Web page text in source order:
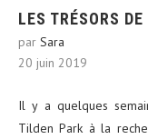
LES TRÉSORS
par Sara
20 juin 2019
Il y a quelques
Tilden Park à la